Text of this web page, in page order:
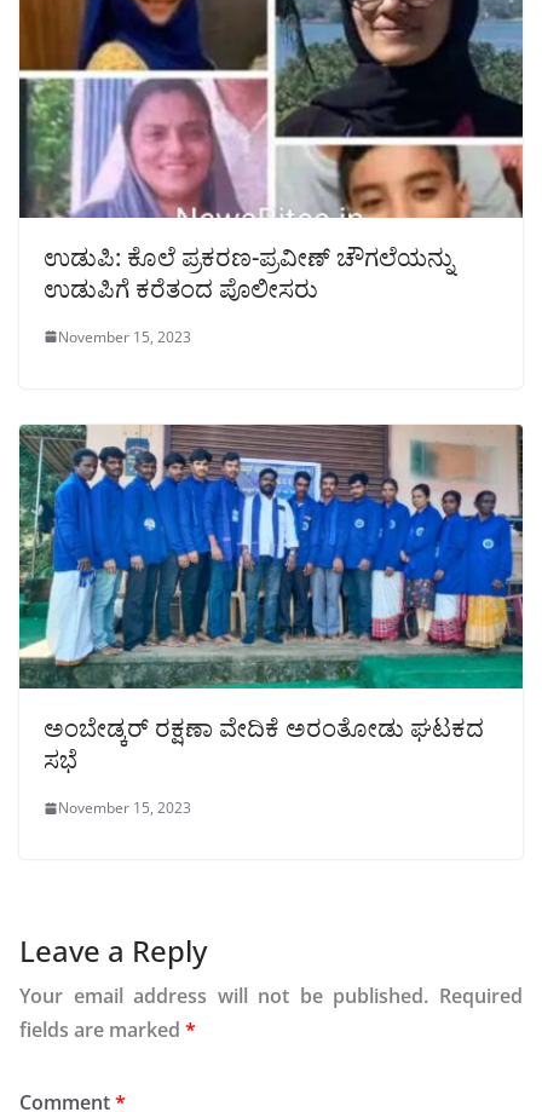
ಉಡುಪಿ: ಕೊಲೆ ಪ್ರಕರಣ-ಪ್ರವೀಣ್ ಚೌಗಲೆಯನ್ನು
ಉಡುಪಿಗೆ ಕರೆತಂದ ಪೊಲೀಸರು
November 15, 2023
ಅಂಬೇಡ್ಕರ್ ರಕ್ಷಣಾ ವೇದಿಕೆ ಅರಂತೋಡು ಘಟಕದ
ಸಭೆ
November 15, 2023
Leave a Reply
Your email address will not be published. Required
fields are marked *
Comment*